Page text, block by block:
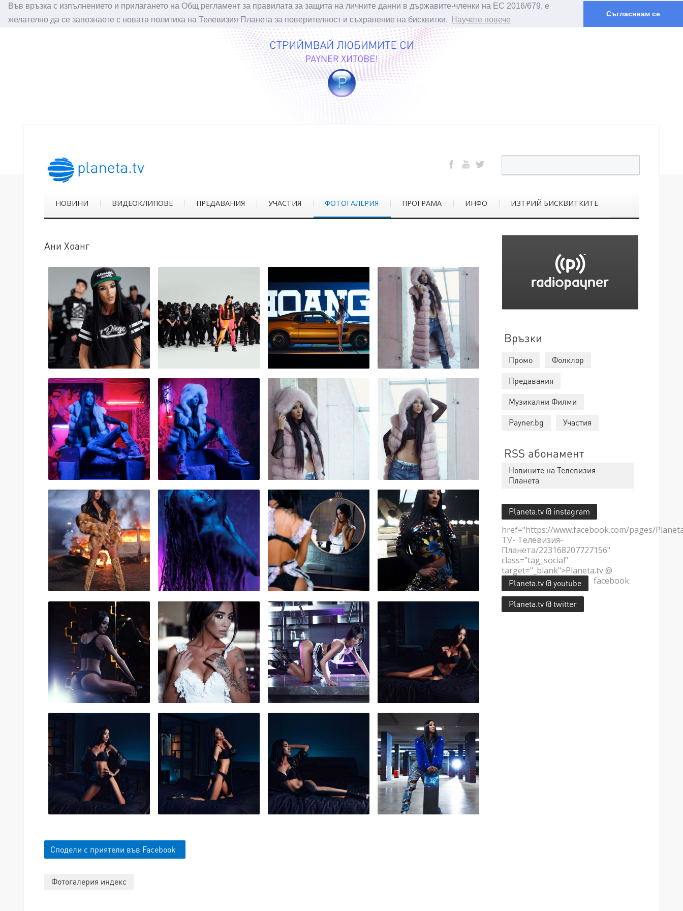
Във връзка с изпълнението и прилагането на Общ регламент за правилата за защита на личните данни в държавите-членки на ЕС 2016/679, е
желателно да се запознаете с новата политика на Телевизия Планета за поверителност и съхранение на бисквитки.
Научете повече
Съгласявам се
НОВИНИ ВИДЕОКЛИПОВЕ ПРЕДАВАНИЯ УЧАСТИЯ ФОТОГАЛЕРИЯ ПРОГРАМА ИНФО ИЗТРИЙ БИСКВИТКИТЕ
Ани Хоанг
Сподели с приятели във Facebook
Фотогалерия индекс
Връзки
Промо
Фолклор
Предавания
Музикални Филми
Payner.bg
Участия
RSS абонамент
Новините на Телевизия
Планета
Planeta.tv @ instagram
href="https://www.facebook.com/pages/
TV- Телевизия-
Планета/223168207727156"
class="tag_social"
target="_blank">Planeta.tv @
facebook
Planeta.tv @ youtube
Planeta.tv @ twitter